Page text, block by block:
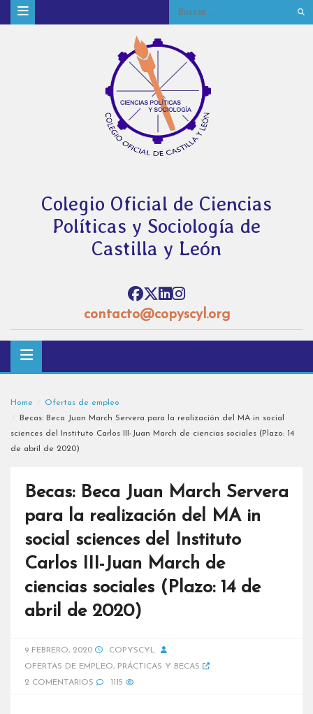
Colegio Oficial de Ciencias
Políticas y Sociología de
Castilla y León
contacto@copyscyl.org
Home
Ofertas de empleo
Becas: Beca Juan March Servera para la realización del MA in social
sciences del Instituto Carlos III-Juan March de ciencias sociales (Plazo: 14
de abril de 2020)
Becas: Beca Juan March Servera
para la realización del MA in
social sciences del Instituto
Carlos III-Juan March de
ciencias sociales (Plazo: 14 de
abril de 2020)
9 FEBRERO, 2020
COPYSCYL
OFERTAS DE EMPLEO, PRÁCTICAS Y BECAS
2 COMENTARIOS
1115